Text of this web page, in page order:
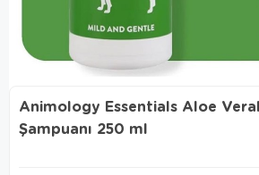
Animology Essentials Aloe
Şampuanı 250 ml